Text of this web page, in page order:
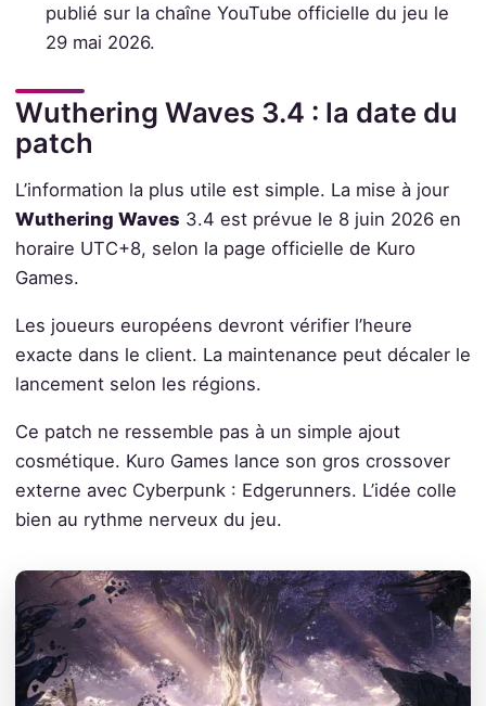
publié sur la chaîne YouTube officielle du jeu le
29 mai 2026.
Wuthering Waves 3.4 : la date du
patch
L’information la plus utile est simple. La mise à jour
Wuthering Waves 3.4 est prévue le 8 juin 2026 en
horaire UTC+8, selon la page officielle de Kuro
Games.
Les joueurs européens devront vérifier l’heure
exacte dans le client. La maintenance peut décaler le
lancement selon les régions.
Ce patch ne ressemble pas à un simple ajout
cosmétique. Kuro Games lance son gros crossover
externe avec Cyberpunk : Edgerunners. L’idée colle
bien au rythme nerveux du jeu.